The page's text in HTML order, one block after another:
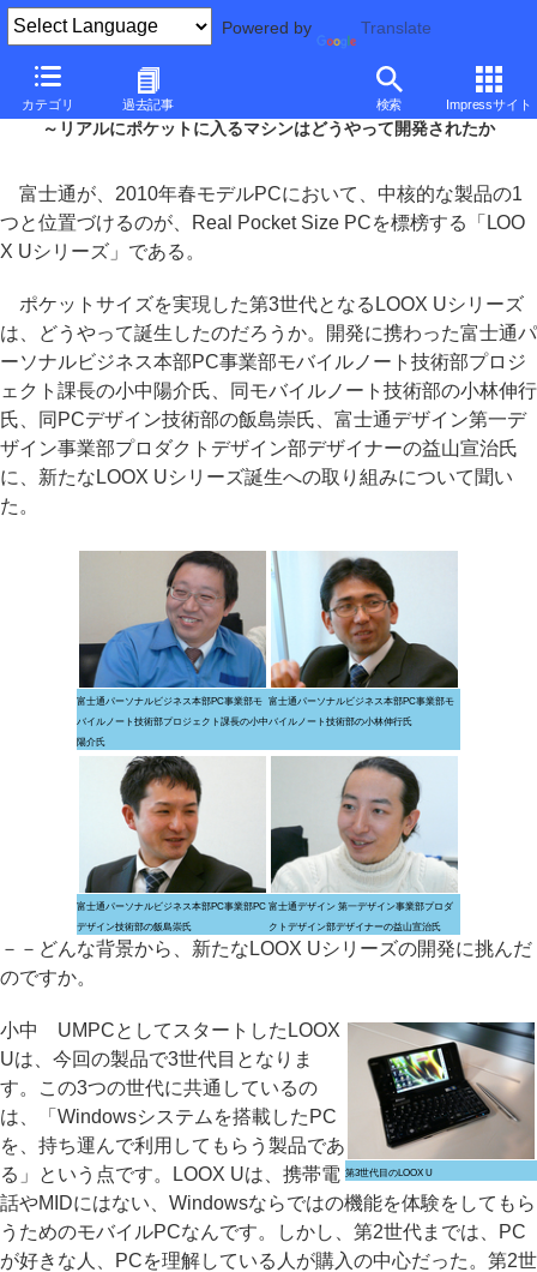
Powered by Translate
カテゴリ 過去記事 検索 Impressサイト
大河原克行の「パソコン業界、東奔西走」
富士通LOOX U開発者インタビュー
～リアルにポケットに入るマシンはどうやって開発されたか
富士通が、2010年春モデルPCにおいて、中核的な製品の1
つと位置づけるのが、Real Pocket Size PCを標榜する「LOO
X Uシリーズ」である。
ポケットサイズを実現した第3世代となるLOOX Uシリーズ
は、どうやって誕生したのだろうか。開発に携わった富士通パ
ーソナルビジネス本部PC事業部モバイルノート技術部プロジ
ェクト課長の小中陽介氏、同モバイルノート技術部の小林伸行
氏、同PCデザイン技術部の飯島崇氏、富士通デザイン第一デ
ザイン事業部プロダクトデザイン部デザイナーの益山宣治氏
に、新たなLOOX Uシリーズ誕生への取り組みについて聞い
た。
富士通パーソナルビジネス本部PC事業部モ
バイルノート技術部プロジェクト課長の小中
陽介氏
富士通パーソナルビジネス本部PC事業部モ
バイルノート技術部の小林伸行氏
富士通パーソナルビジネス本部PC事業部PC
デザイン技術部の飯島崇氏
富士通デザイン 第一デザイン事業部プロダ
クトデザイン部デザイナーの益山宣治氏
－－どんな背景から、新たなLOOX Uシリーズの開発に挑んだ
のですか。
第3世代目のLOOX U
小中 UMPCとしてスタートしたLOOX
Uは、今回の製品で3世代目となりま
す。この3つの世代に共通しているの
は、「Windowsシステムを搭載したPC
を、持ち運んで利用してもらう製品であ
る」という点です。LOOX Uは、携帯電
話やMIDにはない、Windowsならではの機能を体験をしてもら
うためのモバイルPCなんです。しかし、第2世代までは、PC
が好きな人、PCを理解している人が購入の中心だった。第2世